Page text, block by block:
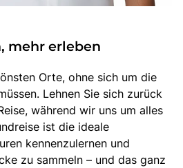
mehr erleben
Orte, ohne sich um die
Lehnen Sie sich zurück
während wir uns um alles
ist die ideale
kennenzulernen und
zu sammeln – und das ganz